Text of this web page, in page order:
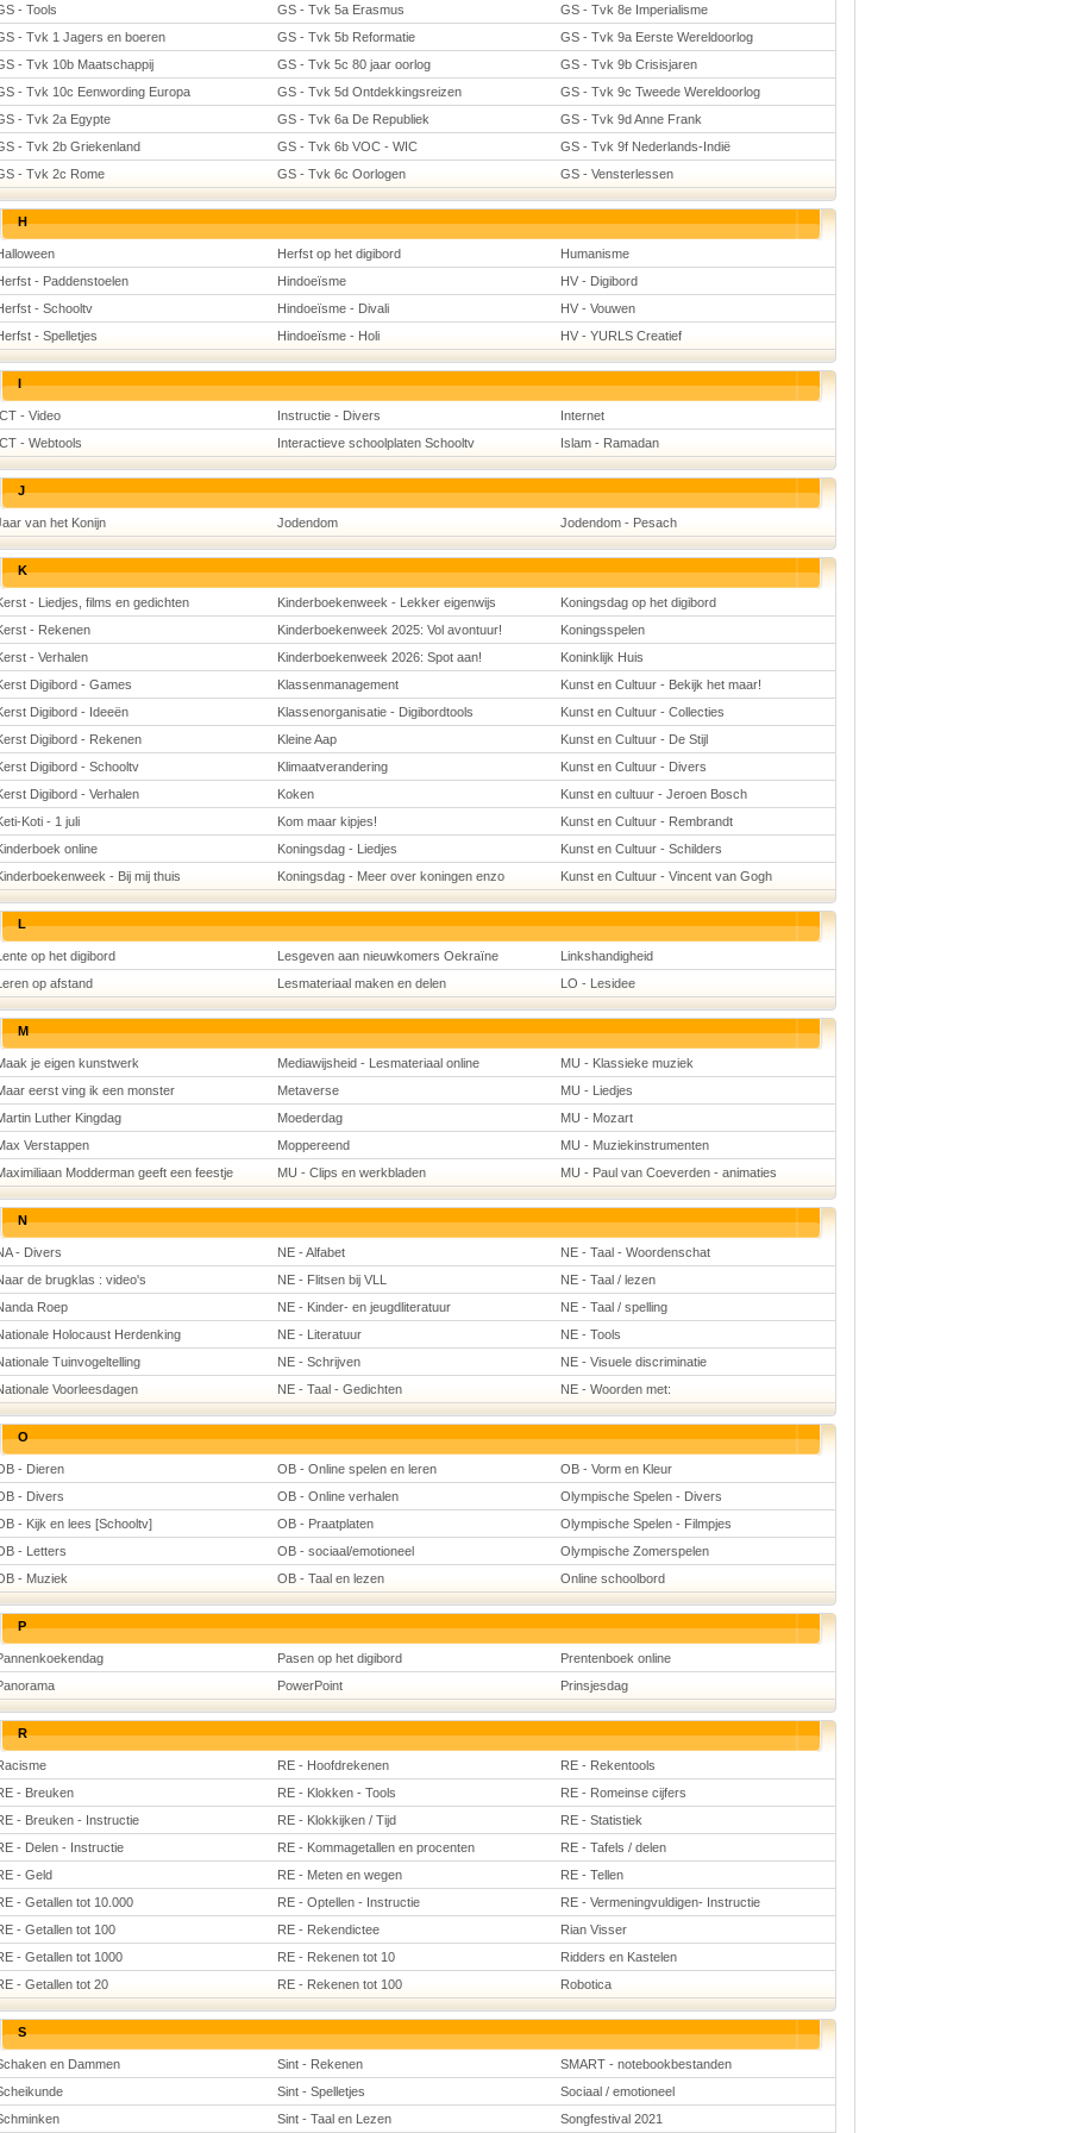
- Tools
GS - Tvk 5a Erasmus
GS - Tvk 8e Imperialisme
- Tvk 1 Jagers en boeren
GS - Tvk 5b Reformatie
GS - Tvk 9a Eerste Wereldoorlog
- Tvk 10b Maatschappij
GS - Tvk 5c 80 jaar oorlog
GS - Tvk 9b Crisisjaren
- Tvk 10c Eenwording Europa
GS - Tvk 5d Ontdekkingsreizen
GS - Tvk 9c Tweede Wereldoorlog
- Tvk 2a Egypte
GS - Tvk 6a De Republiek
GS - Tvk 9d Anne Frank
- Tvk 2b Griekenland
GS - Tvk 6b VOC - WIC
GS - Tvk 9f Nederlands-Indië
- Tvk 2c Rome
GS - Tvk 6c Oorlogen GS - Vensterlessen
H
Herfst op het digibord
Humanisme
- Paddenstoelen
Hindoeïsme
HV - Digibord
- Schooltv
Hindoeïsme - Divali
HV - Vouwen
- Spelletjes
Hindoeïsme - Holi HV - YURLS Creatief
I
- Video Instructie - Divers
Internet
- Webtools
Interactieve schoolplaten Schooltv Islam - Ramadan
J
van het Konijn Jodendom Jodendom - Pesach
K
- Liedjes, films en gedichten Kinderboekenweek - Lekker eigenwijs
Koningsdag op het digibord
- Rekenen
Kinderboekenweek 2025: Vol avontuur!
Koningsspelen
- Verhalen
Kinderboekenweek 2026: Spot aan!
Koninklijk Huis
Digibord - Games
Klassenmanagement
Kunst en Cultuur - Bekijk het maar!
Digibord - Ideeën
Klassenorganisatie - Digibordtools
Kunst en Cultuur - Collecties
Digibord - Rekenen
Kleine Aap
Kunst en Cultuur - De Stijl
Digibord - Schooltv
Klimaatverandering
Kunst en Cultuur - Divers
Digibord - Verhalen
Koken
Kunst en cultuur - Jeroen Bosch
Koti - 1 juli
Kom maar kipjes!
Kunst en Cultuur - Rembrandt
online
Koningsdag - Liedjes
Kunst en Cultuur - Schilders
- Bij mij thuis
Koningsdag - Meer over koningen enzo Kunst en Cultuur - Vincent van Gogh
L
op het digibord Lesgeven aan nieuwkomers Oekraïne
Linkshandigheid
op afstand
Lesmateriaal maken en delen LO - Lesidee
M
je eigen kunstwerk Mediawijsheid - Lesmateriaal online
MU - Klassieke muziek
eerst ving ik een monster
Metaverse
MU - Liedjes
Luther Kingdag
Moederdag
MU - Mozart
Verstappen
Moppereend
MU - Muziekinstrumenten
Modderman geeft een feestje
MU - Clips en werkbladen MU - Paul van Coeverden - animaties
N
- Divers NE - Alfabet
NE - Taal - Woordenschat
de brugklas : video's
NE - Flitsen bij VLL
NE - Taal / lezen
Roep
NE - Kinder- en jeugdliteratuur
NE - Taal / spelling
Holocaust Herdenking
NE - Literatuur
NE - Tools
Tuinvogeltelling
NE - Schrijven
NE - Visuele discriminatie
Voorleesdagen
NE - Taal - Gedichten NE - Woorden met:
O
- Dieren OB - Online spelen en leren
OB - Vorm en Kleur
- Divers
OB - Online verhalen
Olympische Spelen - Divers
- Kijk en lees [Schooltv]
OB - Praatplaten
Olympische Spelen - Filmpjes
- Letters
OB - sociaal/emotioneel
Olympische Zomerspelen
- Muziek
OB - Taal en lezen Online schoolbord
P
Pasen op het digibord
Prentenboek online
PowerPoint Prinsjesdag
R
RE - Hoofdrekenen
RE - Rekentools
- Breuken
RE - Klokken - Tools
RE - Romeinse cijfers
- Breuken - Instructie
RE - Klokkijken / Tijd
RE - Statistiek
- Delen - Instructie
RE - Kommagetallen en procenten
RE - Tafels / delen
- Geld
RE - Meten en wegen
RE - Tellen
- Getallen tot 10.000
RE - Optellen - Instructie
RE - Vermeningvuldigen- Instructie
- Getallen tot 100
RE - Rekendictee
Rian Visser
- Getallen tot 1000
RE - Rekenen tot 10
Ridders en Kastelen
- Getallen tot 20
RE - Rekenen tot 100 Robotica
S
en Dammen Sint - Rekenen
SMART - notebookbestanden
Sint - Spelletjes
Sociaal / emotioneel
Sint - Taal en Lezen Songfestival 2021